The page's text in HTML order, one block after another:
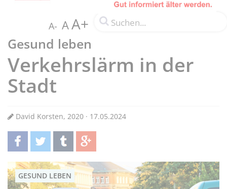
A- AA+
Gesund leben
Verkehrslärm in der
Stadt
David Korsten, 2020 · 17.05.2024
teilentwittern teilen teilen
GESUND LEBEN